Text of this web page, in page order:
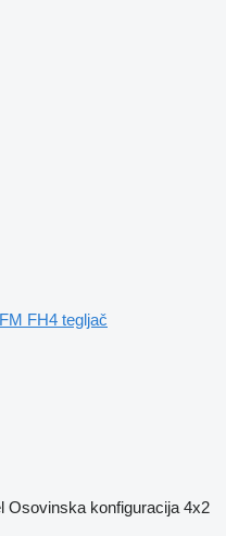
FH4 tegljač
Osovinska konfiguracija 4x2